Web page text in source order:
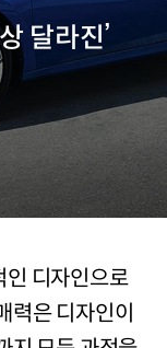
달라진’
인 디자인으로
력은 디자인이